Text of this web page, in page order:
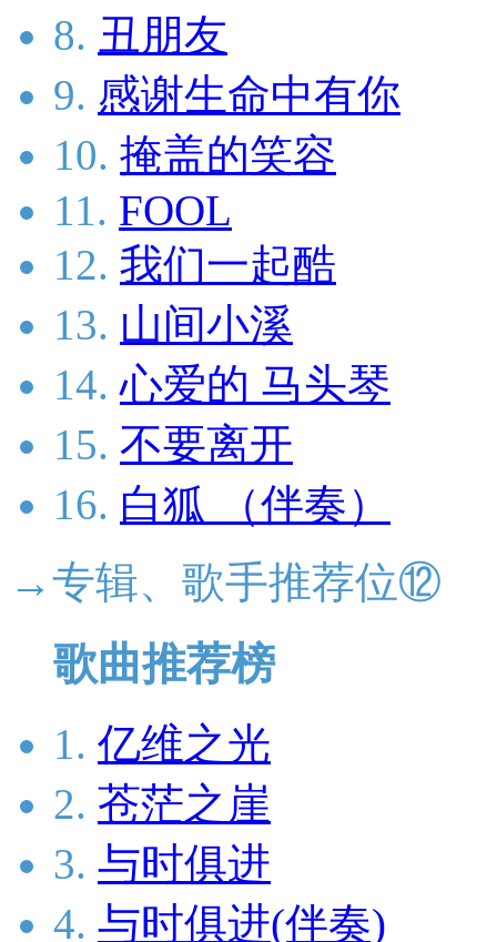
8. 丑朋友
9. 感谢生命中有你
10. 掩盖的笑容
11. FOOL
12. 我们一起酷
13. 山间小溪
14. 心爱的 马头琴
15. 不要离开
16. 白狐 （伴奏）
→专辑、歌手推荐位⑫
歌曲推荐榜
1. 亿维之光
2. 苍茫之崖
3. 与时俱进
4. 与时俱进(伴奏)